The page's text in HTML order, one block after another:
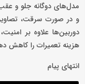
مدل‌های دوگانه جلو و
و در صورت سرقت،
دوربین‌ها علاوه بر
هزینه تعمیرات را کاهش
انتهای پیام